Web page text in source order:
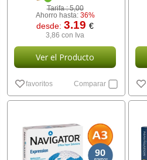
Tarifa :5,00
Ahorro hasta: 36%
desde:3.19€
3,86 con Iva
Ver el Producto
favoritos Comparar